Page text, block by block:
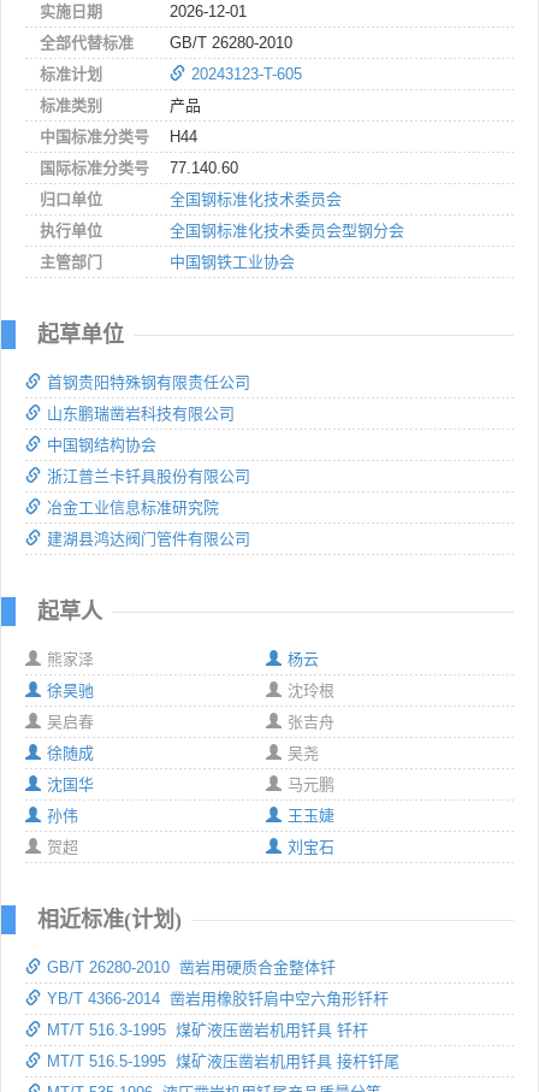
实施日期
2026-12-01
全部代替标准
GB/T 26280-2010
标准计划
20243123-T-605
标准类别
产品
中国标准分类号
H44
国际标准分类号
77.140.60
归口单位
全国钢标准化技术委员会
执行单位
全国钢标准化技术委员会型钢分会
主管部门
中国钢铁工业协会
起草单位
首钢贵阳特殊钢有限责任公司
山东鹏瑞凿岩科技有限公司
中国钢结构协会
浙江普兰卡钎具股份有限公司
冶金工业信息标准研究院
建湖县鸿达阀门管件有限公司
起草人
熊家泽
杨云
徐昊驰
沈玲根
吴启春
张吉舟
徐随成
吴尧
沈国华
马元鹏
孙伟
王玉婕
贺超
刘宝石
相近标准(计划)
GB/T 26280-2010 凿岩用硬质合金整体钎
YB/T 4366-2014 凿岩用橡胶钎肩中空六角形钎杆
MT/T 516.3-1995 煤矿液压凿岩机用钎具 钎杆
MT/T 516.5-1995 煤矿液压凿岩机用钎具 接杆钎尾